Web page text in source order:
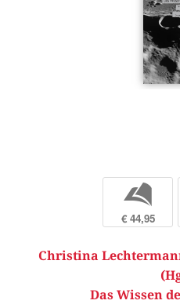
b
€ 44,95
Christina
Das Wissen